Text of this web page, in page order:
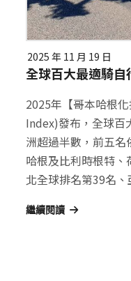
2025 年 11 月 19 日
全球百大最適騎
2025年【哥本哈根
Index)發布，全球百
洲超過半數，前五
哈根及比利時根特
北全球排名第39名、
繼續閱讀